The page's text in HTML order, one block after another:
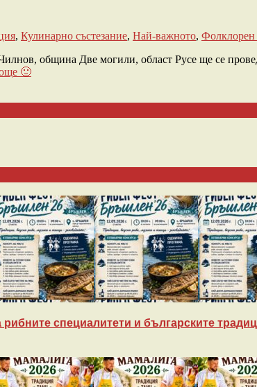
, Кулинарно състезание, Най-важното, Фолклорен
община Две могили, област Русе ще се
🙂
специалитети и българските